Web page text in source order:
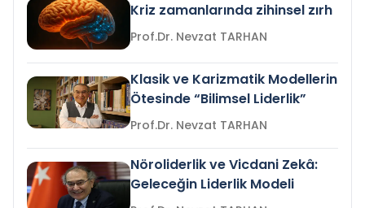
Kriz zamanlarında zihinsel zırh
Prof.Dr. Nevzat TARHAN
Klasik ve Karizmatik Modellerin
Ötesinde “Bilimsel Liderlik”
Prof.Dr. Nevzat TARHAN
Nöroliderlik ve Vicdani Zekâ:
Geleceğin Liderlik Modeli